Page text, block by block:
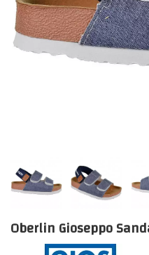
Oberlin Gioseppo